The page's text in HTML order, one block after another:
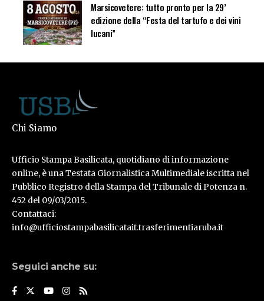
Marsicovetere: tutto pronto per la 29’
edizione della “Festa del tartufo e dei vini
lucani”
Chi Siamo
Ufficio Stampa Basilicata, quotidiano di informazione
online, è una Testata Giornalistica Multimediale iscritta nel
Pubblico Registro della Stampa del Tribunale di Potenza n.
452 del 09/03/2015.
Contattaci:
info@ufficiostampabasilicatait.trasferimentiaruba.it
Seguici anche su: